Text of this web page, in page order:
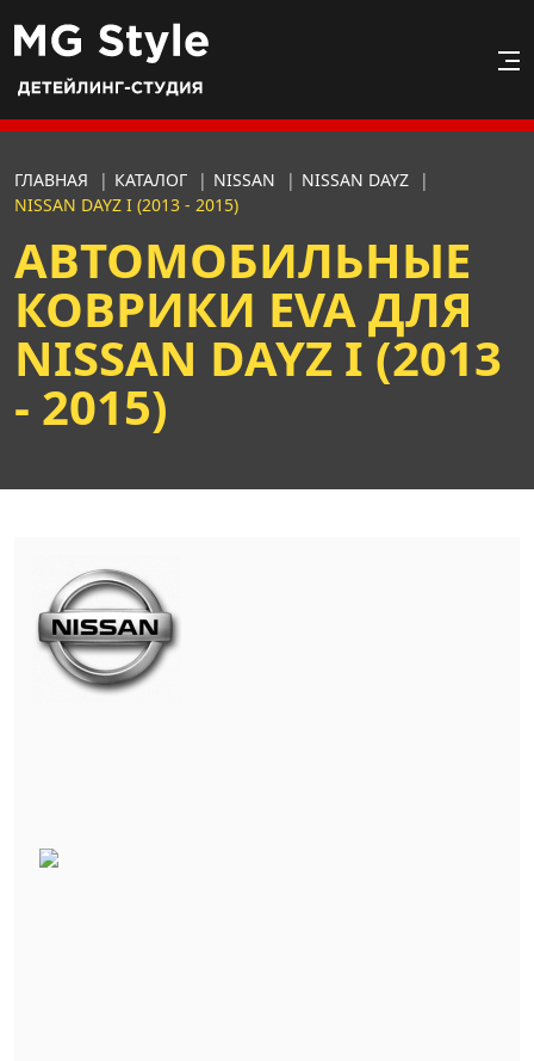
ГЛАВНАЯ | КАТАЛОГ | NISSAN | NISSAN DAYZ
|
NISSAN DAYZ I (2013 - 2015)
АВТОМОБИЛЬНЫЕ
КОВРИКИ EVA ДЛЯ
NISSAN DAYZ I (2013
- 2015)